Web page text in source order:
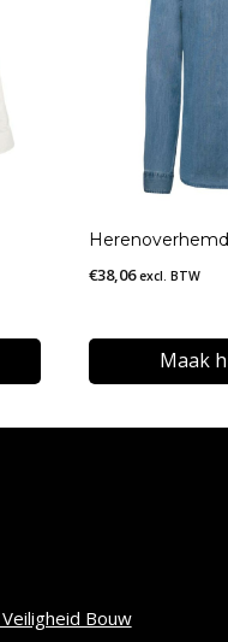
€38,06 excl. BTW
Maak
optie
Bouw